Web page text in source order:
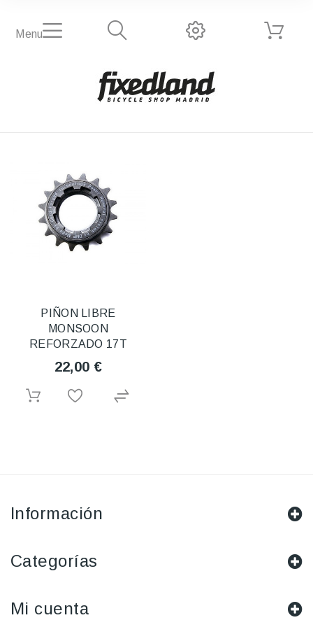
Menu
PIÑON LIBRE
MONSOON
REFORZADO 17T
22,00 €
Información
Categorías
Mi cuenta